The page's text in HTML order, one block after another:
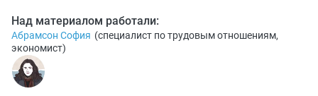
Над материалом работали:
Абрамсон София (специалист по трудовым отношениям,
экономист)